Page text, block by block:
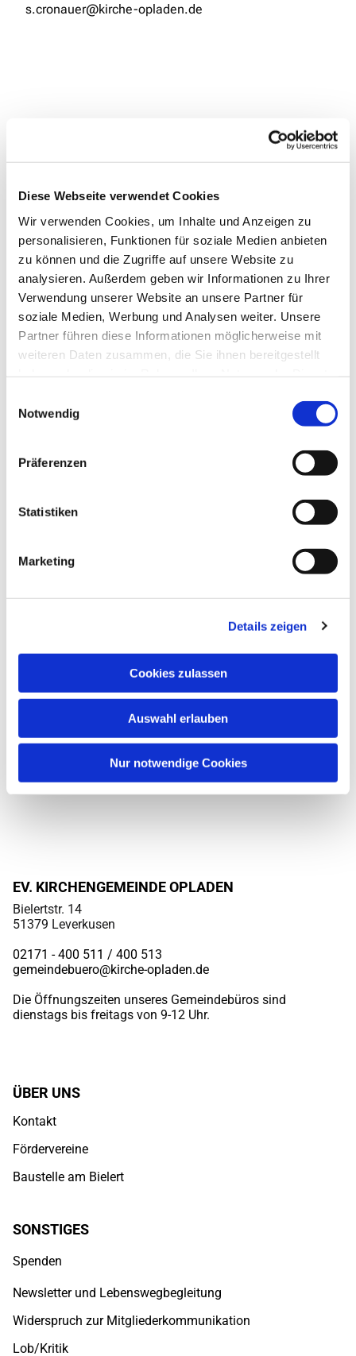
Diese Webseite verwendet Cookies
Wir verwenden Cookies, um Inhalte und Anzeigen zu
personalisieren, Funktionen für soziale Medien anbieten
zu können und die Zugriffe auf unsere Website zu
analysieren. Außerdem geben wir Informationen zu Ihrer
Verwendung unserer Website an unsere Partner für
soziale Medien, Werbung und Analysen weiter. Unsere
Partner führen diese Informationen möglicherweise mit
weiteren Daten zusammen, die Sie ihnen bereitgestellt
Notwendig
Präferenzen
Statistiken
Marketing
Details zeigen
Cookies zulassen
Auswahl erlauben
Nur notwendige Cookies
s.cronauer@kirche-opladen.de
Dies könnte Sie auch
EV. KIRCHENGEMEINDE OPLADEN
Bielertstr. 14
51379 Leverkusen
02171 - 400 511 / 400 513
gemeindebuero@kirche-opladen.de
Die Öffnungszeiten unseres Gemeindebüros sind
dienstags bis freitags von 9-12 Uhr.
ÜBER UNS
Kontakt
Fördervereine
Baustelle am Bielert
SONSTIGES
Spenden
Newsletter und Lebenswegbegleitung
Widerspruch zur Mitgliederkommunikation
Lob/Kritik